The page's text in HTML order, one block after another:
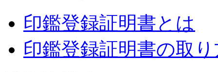
印鑑登録証明書とは
印鑑登録証明書の取